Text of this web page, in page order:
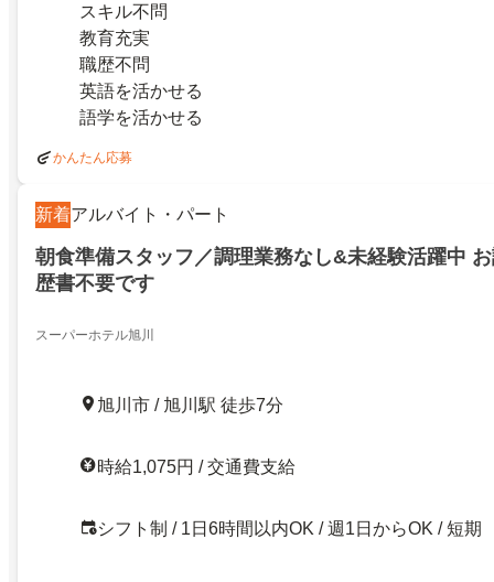
スキル不問
教育充実
職歴不問
英語を活かせる
語学を活かせる
かんたん応募
新着アルバイト・パート
朝食準備スタッフ／調理業務なし&未経験活躍中
歴書不要です
スーパーホテル旭川
旭川市 / 旭川駅 徒歩7分
時給1,075円 / 交通費支給
シフト制 / 1日6時間以内OK / 週1日からOK / 短期